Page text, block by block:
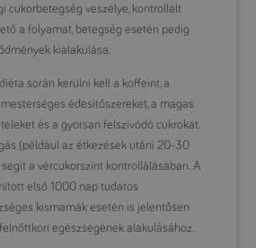
cukorbetegség veszélye, kontrollált
a folyamat, betegség esetén pedig
kialakulása.
során kerülni kell a koffeint, a
édesítőszereket, a magas
és a gyorsan felszívódó cukrokat.
(például az étkezések utáni 20-30
a vércukorszint kontrollálásában. A
első 1000 nap tudatos
kismamák esetén is jelentősen
egészségének alakulásához.